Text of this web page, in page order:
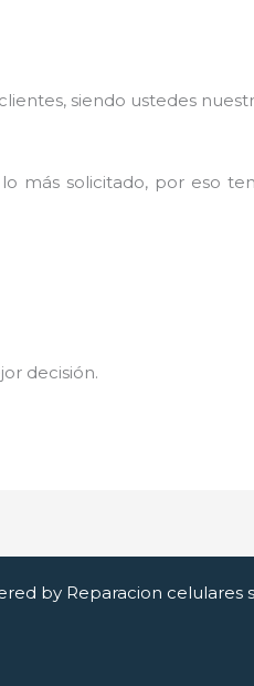
siendo ustedes
lo más solicitado, por eso
decisión.
by Reparacion celulares